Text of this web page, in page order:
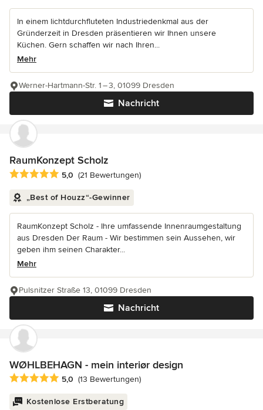
In einem lichtdurchfluteten Industriedenkmal aus der
Gründerzeit in Dresden präsentieren wir Ihnen unsere
Küchen. Gern schaffen wir nach Ihren...
Mehr
Nachricht
Werner-Hartmann-Str. 1 – 3, 01099 Dresden
RaumKonzept Scholz
Durchschnittliche Bewertung: 5 von 5 Sternen
5,0 (21 Bewertungen)
„Best of Houzz“-Gewinner
RaumKonzept Scholz - Ihre umfassende Innenraumgestaltung
aus Dresden Der Raum - Wir bestimmen sein Aussehen, wir
geben ihm seinen Charakter...
Mehr
Nachricht
Pulsnitzer Straße 13, 01099 Dresden
WØHLBEHAGN - mein interiør design
Durchschnittliche Bewertung: 5 von 5 Sternen
5,0 (13 Bewertungen)
Kostenlose Erstberatung